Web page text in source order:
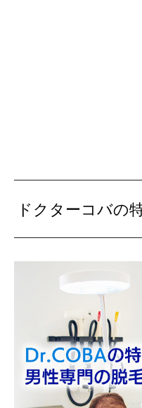
ドクターコバの